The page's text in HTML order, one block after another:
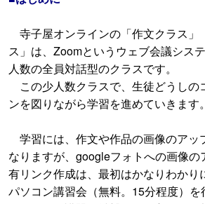
寺子屋オンラインの「作文クラス」
ス」は、Zoomというウェブ会議シス
人数の全員対話型のクラスです。
この少人数クラスで、生徒どうしの
ンを図りながら学習を進めていきます。
学習には、作文や作品の画像のアッ
なりますが、googleフォトへの画像の
有リンク作成は、最初はかなりわかり
パソコン講習会（無料。15分程度）を